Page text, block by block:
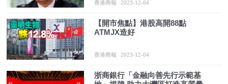
香港商報 2023-12-04
【開市焦點】港股高開88點
ATMJX造好
香港商報 2023-12-04
浙商銀行「金融向善先行示範基